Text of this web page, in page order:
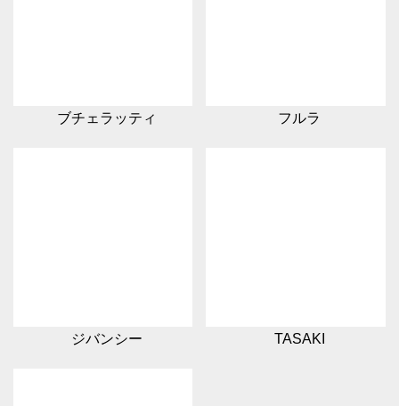
ブチェラッティ フルラ
ジバンシー TASAKI